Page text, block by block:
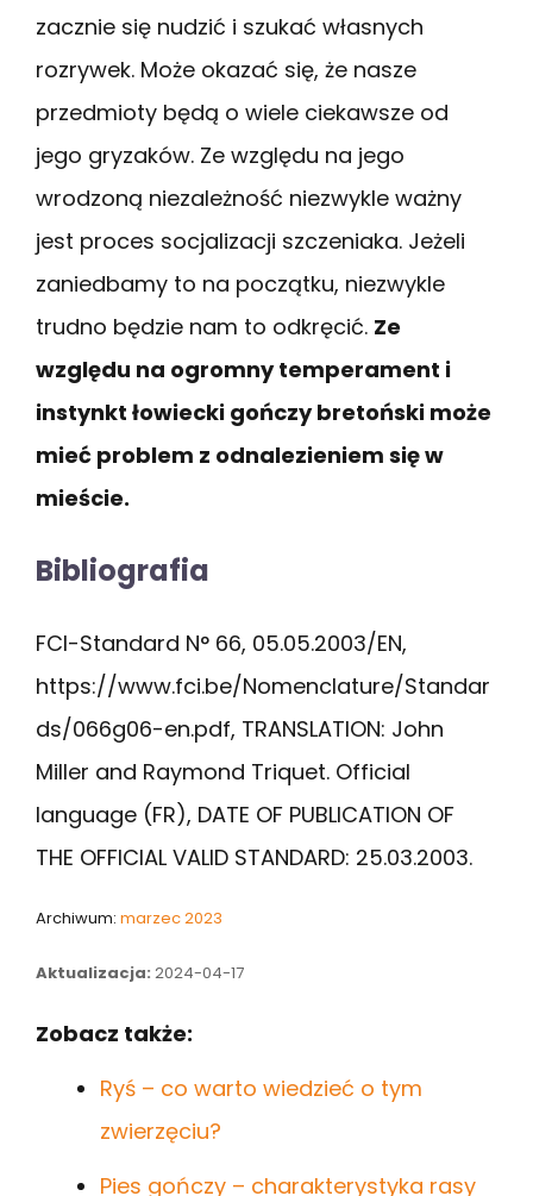
zacznie się nudzić i szukać własnych
rozrywek. Może okazać się, że nasze
przedmioty będą o wiele ciekawsze od
jego gryzaków. Ze względu na jego
wrodzoną niezależność niezwykle ważny
jest proces socjalizacji szczeniaka. Jeżeli
zaniedbamy to na początku, niezwykle
trudno będzie nam to odkręcić. Ze
względu na ogromny temperament i
instynkt łowiecki gończy bretoński może
mieć problem z odnalezieniem się w
mieście.
Bibliografia
FCI-Standard N° 66, 05.05.2003/EN,
https://www.fci.be/Nomenclature/Standar
ds/066g06-en.pdf, TRANSLATION: John
Miller and Raymond Triquet. Official
language (FR), DATE OF PUBLICATION OF
THE OFFICIAL VALID STANDARD: 25.03.2003.
Archiwum: marzec 2023
Aktualizacja: 2024-04-17
Zobacz także:
Ryś – co warto wiedzieć o tym
zwierzęciu?
Pies gończy – charakterystyka rasy